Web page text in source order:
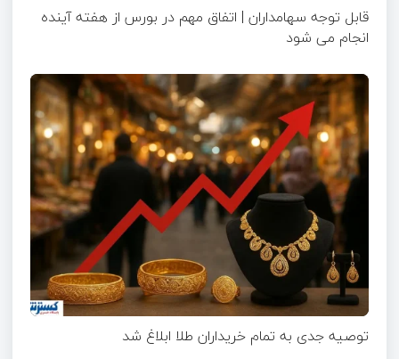
قابل توجه سهامداران | اتفاق مهم در بورس از هفته آینده
انجام می شود
توصیه جدی به تمام خریداران طلا ابلاغ شد